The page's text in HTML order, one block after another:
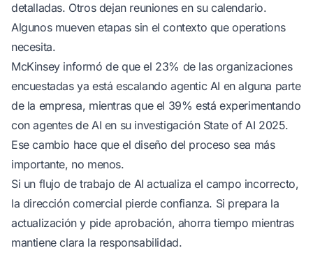
detalladas. Otros dejan reuniones en su calendario.
Algunos mueven etapas sin el contexto que operations
necesita.
McKinsey informó de que el 23% de las organizaciones
encuestadas ya está escalando agentic AI en alguna parte
de la empresa, mientras que el 39% está experimentando
con agentes de AI en su investigación State of AI 2025.
Ese cambio hace que el diseño del proceso sea más
importante, no menos.
Si un flujo de trabajo de AI actualiza el campo incorrecto,
la dirección comercial pierde confianza. Si prepara la
actualización y pide aprobación, ahorra tiempo mientras
mantiene clara la responsabilidad.